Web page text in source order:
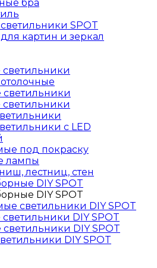
бра
SPOT
картин и зеркал
с LED
под покраску
лампы
лестниц, стен
DIY SPOT
DIY SPOT
светильники DIY SPOT
DIY SPOT
DIY SPOT
DIY SPOT